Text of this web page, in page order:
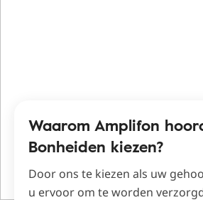
Waarom Amplifon
Bonheiden kiezen?
Door ons te kiezen als uw
u ervoor om te worden